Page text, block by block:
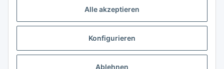
Alle akzeptieren
Konfigurieren
Ablehnen
Newsletter Abonnieren
Vertrag widerrufen
* Alle Preise inkl. gesetzlicher USt., zzgl.